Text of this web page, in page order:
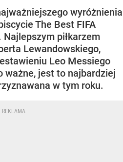
wyróżnienia
The Best FIFA
piłkarzem
Lewandowskiego,
Leo Messiego
ważne, jest to najbardziej
w tym roku.